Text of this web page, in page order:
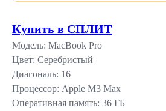
Купить в СПЛИТ
Модель: MacBook Pro
Цвет: Серебристый
Диагональ: 16
Процессор: Apple M3 Max
Оперативная память: 36 ГБ